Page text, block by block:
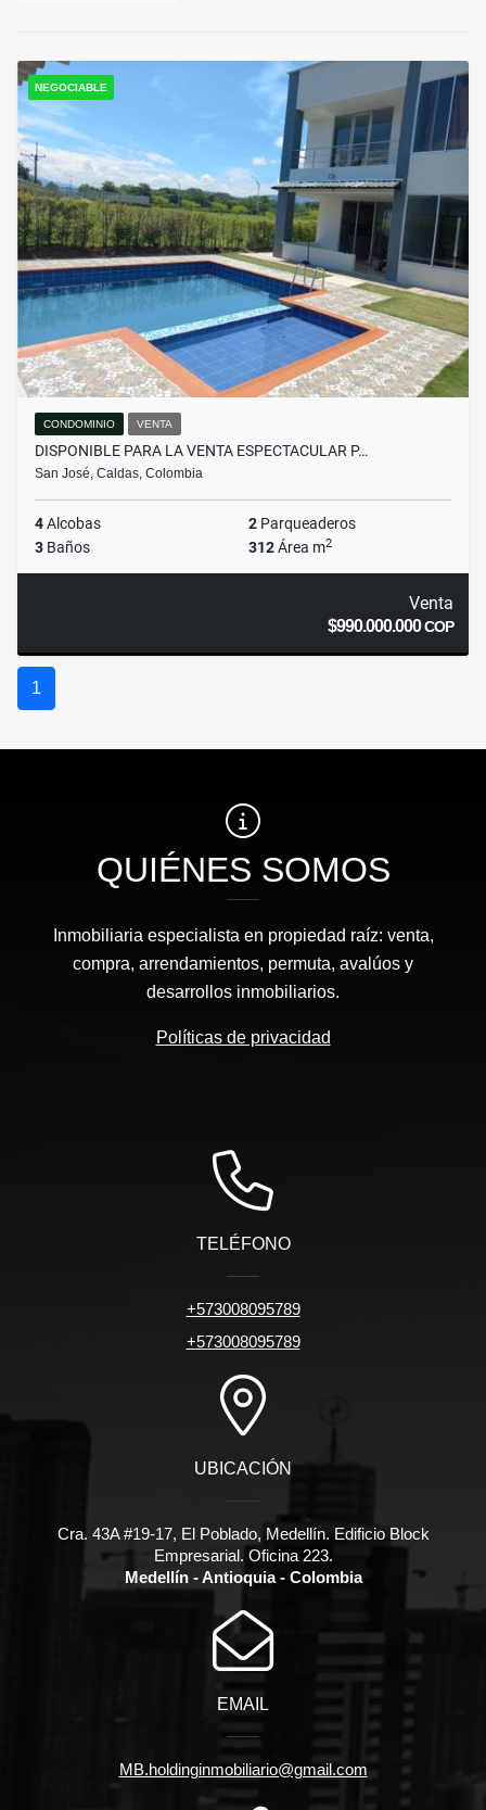
NEGOCIABLE
CONDOMINIO VENTA
DISPONIBLE PARA LA VENTA ESPECTACULAR P…
San José, Caldas, Colombia
4Alcobas 2 Parqueaderos
3 Baños 312Área m2
Venta
$990.000.000COP
1
QUIÉNES SOMOS
Inmobiliaria especialista en propiedad raíz: venta,
compra, arrendamientos, permuta, avalúos y
desarrollos inmobiliarios.
Políticas de privacidad
TELÉFONO
+573008095789
+573008095789
UBICACIÓN
Cra. 43A #19-17, El Poblado, Medellín. Edificio Block
Empresarial. Oficina 223.
Medellín - Antioquia - Colombia
EMAIL
MB.holdinginmobiliario@gmail.com